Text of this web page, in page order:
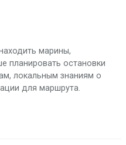
марины,
планировать остановки
локальным знаниям о
для маршрута.